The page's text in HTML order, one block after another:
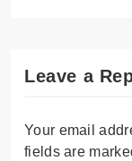
Leave a
Your email
fields are